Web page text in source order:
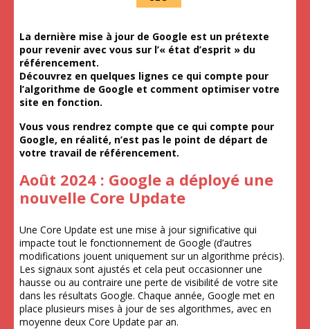
La dernière mise à jour de Google est un prétexte
pour revenir avec vous sur l’« état d’esprit » du
référencement.
Découvrez en quelques lignes ce qui compte pour
l’algorithme de Google et comment optimiser votre
site en fonction.
Vous vous rendrez compte que ce qui compte pour
Google, en réalité, n’est pas le point de départ de
votre travail de référencement.
Août 2024 : Google a déployé une
nouvelle Core Update
Une Core Update est une mise à jour significative qui
impacte tout le fonctionnement de Google (d’autres
modifications jouent uniquement sur un algorithme précis).
Les signaux sont ajustés et cela peut occasionner une
hausse ou au contraire une perte de visibilité de votre site
dans les résultats Google. Chaque année, Google met en
place plusieurs mises à jour de ses algorithmes, avec en
moyenne deux Core Update par an.